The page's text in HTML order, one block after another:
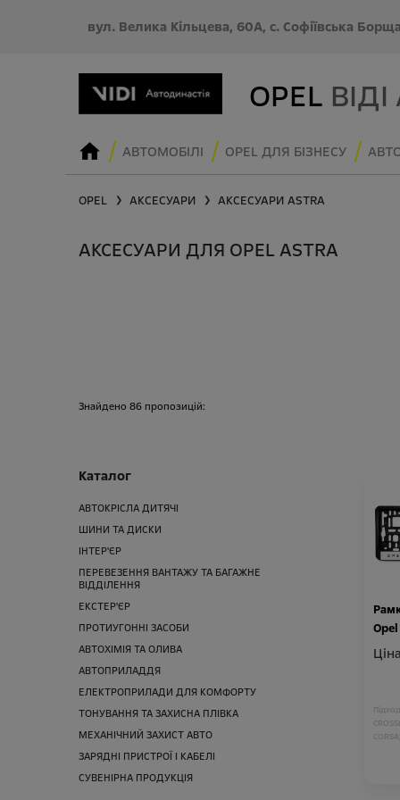
вул. Велика Кільцева, 60А, с. Софіївська
OPEL
АВТОМОБІЛІ OPEL ДЛЯ БІЗНЕСУ
OPEL ❯ АКСЕСУАРИ ❯ АКСЕСУАРИ ASTRA
АКСЕСУАРИ ДЛЯ OPEL ASTRA
Знайдено 86пропозицій:
Каталог
АВТОКРІСЛА ДИТЯЧІ
ШИНИ ТА ДИСКИ
ІНТЕР'ЄР
ПЕРЕВЕЗЕННЯ ВАНТАЖУ ТА БАГАЖНЕ
ВІДДІЛЕННЯ
ЕКСТЕР'ЄР
ПРОТИУГОННІ ЗАСОБИ
АВТОХІМІЯ ТА ОЛИВА
АВТОПРИЛАДДЯ
ЕЛЕКТРОПРИЛАДИ ДЛЯ КОМФОРТУ
ТОНУВАННЯ ТА ЗАХИСНА ПЛІВКА
МЕХАНІЧНИЙ ЗАХИСТ АВТО
ЗАРЯДНІ ПРИСТРОЇ І КАБЕЛІ
СУВЕНІРНА ПРОДУКЦІЯ
Opel
CORSA;